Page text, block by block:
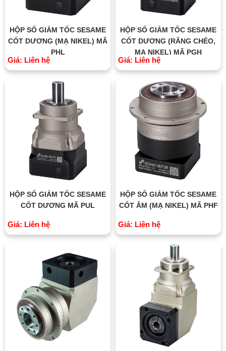
HỘP SỐ GIẢM TỐC SESAME
CỐT DƯƠNG (MẠ NIKEL) MÃ
PHL
Giá: Liên hệ
HỘP SỐ GIẢM TỐC SESAME
CỐT DƯƠNG (RĂNG CHÉO,
MẠ NIKEL) MÃ PGH
Giá: Liên hệ
HỘP SỐ GIẢM TỐC SESAME
CỐT DƯƠNG MÃ PUL
Giá: Liên hệ
HỘP SỐ GIẢM TỐC SESAME
CỐT ÂM (MẠ NIKEL) MÃ PHF
Giá: Liên hệ